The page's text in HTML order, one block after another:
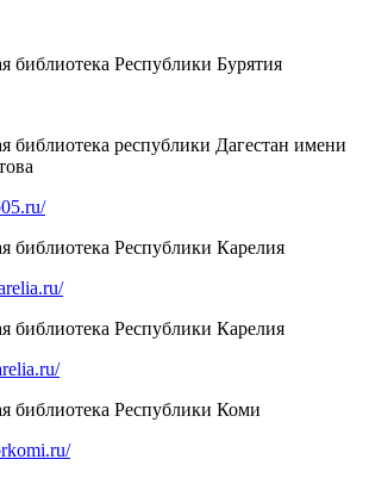
библиотека Республики Бурятия
библиотека республики Дагестан имени
библиотека Республики Карелия
библиотека Республики Карелия
библиотека Республики Коми